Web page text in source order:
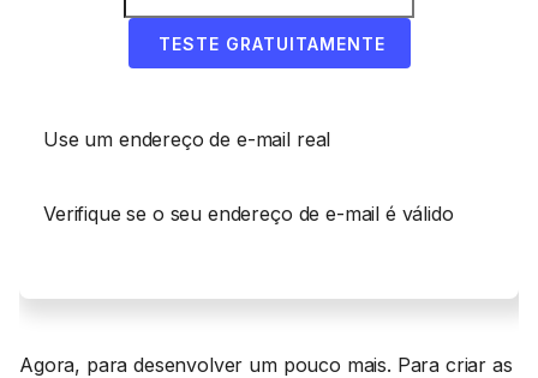
TESTE GRATUITAMENTE
Use um endereço de e-mail real
Verifique se o seu endereço de e-mail é válido
Agora, para desenvolver um pouco mais. Para criar as